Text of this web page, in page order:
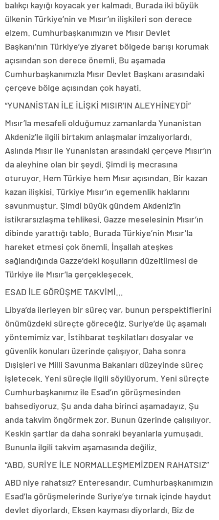
balıkçı kayığı koyacak yer kalmadı. Burada iki büyük
ülkenin Türkiye’nin ve Mısır’ın ilişkileri son derece
elzem. Cumhurbaşkanımızın ve Mısır Devlet
Başkanı’nın Türkiye’ye ziyaret bölgede barışı korumak
açısından son derece önemli. Bu aşamada
Cumhurbaşkanımızla Mısır Devlet Başkanı arasındaki
çerçeve bölge açısından çok hayati.
“YUNANİSTAN İLE İLİŞKİ MISIR’IN ALEYHİNEYDİ”
Mısır’la mesafeli olduğumuz zamanlarda Yunanistan
Akdeniz’le ilgili birtakım anlaşmalar imzalıyorlardı.
Aslında Mısır ile Yunanistan arasındaki çerçeve Mısır’ın
da aleyhine olan bir şeydi. Şimdi iş mecrasına
oturuyor. Hem Türkiye hem Mısır açısından. Bir kazan
kazan ilişkisi. Türkiye Mısır’ın egemenlik haklarını
savunmuştur. Şimdi büyük gündem Akdeniz’in
istikrarsızlaşma tehlikesi. Gazze meselesinin Mısır’ın
dibinde yarattığı tablo. Burada Türkiye’nin Mısır’la
hareket etmesi çok önemli. İnşallah ateşkes
sağlandığında Gazze’deki koşulların düzeltilmesi de
Türkiye ile Mısır’la gerçekleşecek.
ESAD İLE GÖRÜŞME TAKVİMİ…
Libya’da ilerleyen bir süreç var, bunun perspektiflerini
önümüzdeki süreçte göreceğiz. Suriye’de üç aşamalı
yöntemimiz var. İstihbarat teşkilatları dosyalar ve
güvenlik konuları üzerinde çalışıyor. Daha sonra
Dışişleri ve Milli Savunma Bakanları düzeyinde süreç
işletecek. Yeni süreçle ilgili söylüyorum. Yeni süreçte
Cumhurbaşkanımız ile Esad’ın görüşmesinden
bahsediyoruz. Şu anda daha birinci aşamadayız. Şu
anda takvim öngörmek zor. Bunun üzerinde çalışılıyor.
Keskin şartlar da daha sonraki beyanlarla yumuşadı.
Bununla ilgili takvim aşamasında değiliz.
“ABD, SURİYE İLE NORMALLEŞMEMİZDEN RAHATSIZ”
ABD niye rahatsız? Enteresandır. Cumhurbaşkanımızın
Esad’la görüşmelerinde Suriye’ye tırnak içinde haydut
devlet diyorlardı. Eksen kayması diyorlardı. Biz de